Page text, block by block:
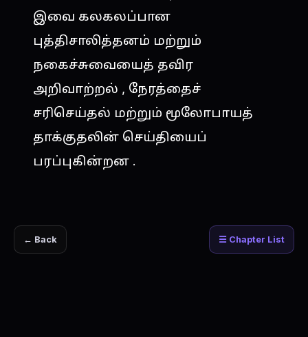
இவை கலகலப்பான
புத்திசாலித்தனம் மற்றும்
நகைச்சுவையைத் தவிர
அறிவாற்றல் , நேரத்தைச்
சரிசெய்தல் மற்றும் மூலோபாயத்
தாக்குதலின் செய்தியைப்
பரப்புகின்றன .
← Back ☰ Chapter List